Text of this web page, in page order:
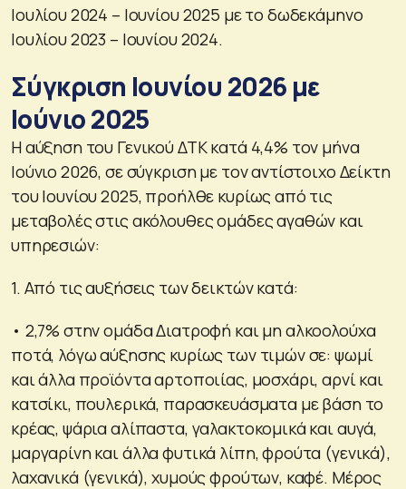
Ιουλίου 2024 – Ιουνίου 2025 με το δωδεκάμηνο
Ιουλίου 2023 – Ιουνίου 2024.
Σύγκριση Ιουνίου 2026 με
Ιούνιο 2025
Η αύξηση του Γενικού ΔΤΚ κατά 4,4% τον μήνα
Ιούνιο 2026, σε σύγκριση με τον αντίστοιχο Δείκτη
του Ιουνίου 2025, προήλθε κυρίως από τις
μεταβολές στις ακόλουθες ομάδες αγαθών και
υπηρεσιών:
1. Από τις αυξήσεις των δεικτών κατά:
• 2,7% στην ομάδα Διατροφή και μη αλκοολούχα
ποτά, λόγω αύξησης κυρίως των τιμών σε: ψωμί
και άλλα προϊόντα αρτοποιίας, μοσχάρι, αρνί και
κατσίκι, πουλερικά, παρασκευάσματα με βάση το
κρέας, ψάρια αλίπαστα, γαλακτοκομικά και αυγά,
μαργαρίνη και άλλα φυτικά λίπη, φρούτα (γενικά),
λαχανικά (γενικά), χυμούς φρούτων, καφέ. Μέρος